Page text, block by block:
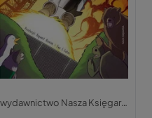
wydawnictwo Nasza Księgarnia